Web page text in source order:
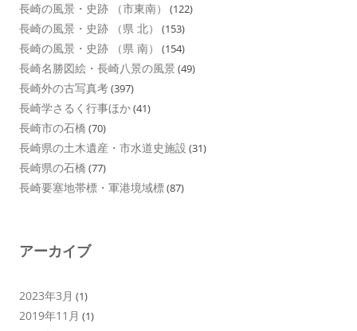
長崎の風景・史跡 （市東南） (122)
長崎の風景・史跡 （県 北） (153)
長崎の風景・史跡 （県 南） (154)
長崎名勝図絵・長崎八景の風景 (49)
長崎外の古写真考(397)
長崎学さるく行事ほか(41)
長崎市の石橋 (70)
長崎県の土木遺産・市水道史施設 (31)
長崎県の石橋 (77)
長崎要塞地帯標・軍港境域標(87)
アーカイブ
2023年3月 (1)
2019年11月 (1)